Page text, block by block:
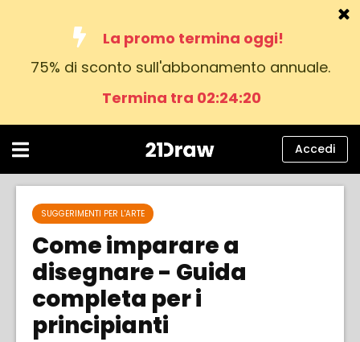
La promo termina oggi!
75% di sconto sull'abbonamento annuale.
Termina tra 02:24:19
Corsi
Aiuto
Blog
Chi siamo
Accedi
italiano
Accedi
SUGGERIMENTI PER L'ARTE
Come imparare a
disegnare - Guida
completa per i
principianti